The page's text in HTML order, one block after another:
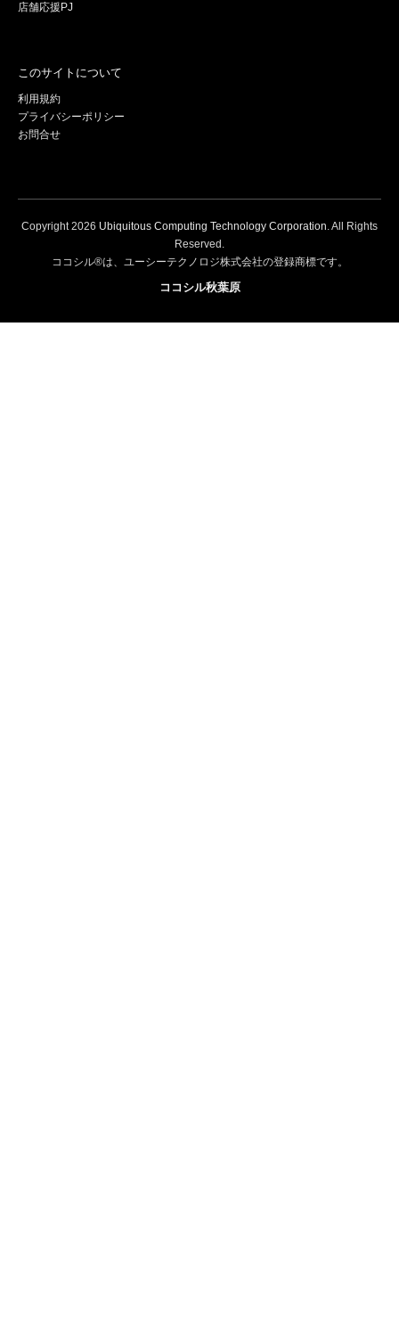
店舗応援PJ
このサイトについて
利用規約
プライバシーポリシー
お問合せ
Copyright2026 Ubiquitous Computing Technology Corporation. All Rights
Reserved.
ココシル®は、ユーシーテクノロジ株式会社の登録商標です。
ココシル秋葉原